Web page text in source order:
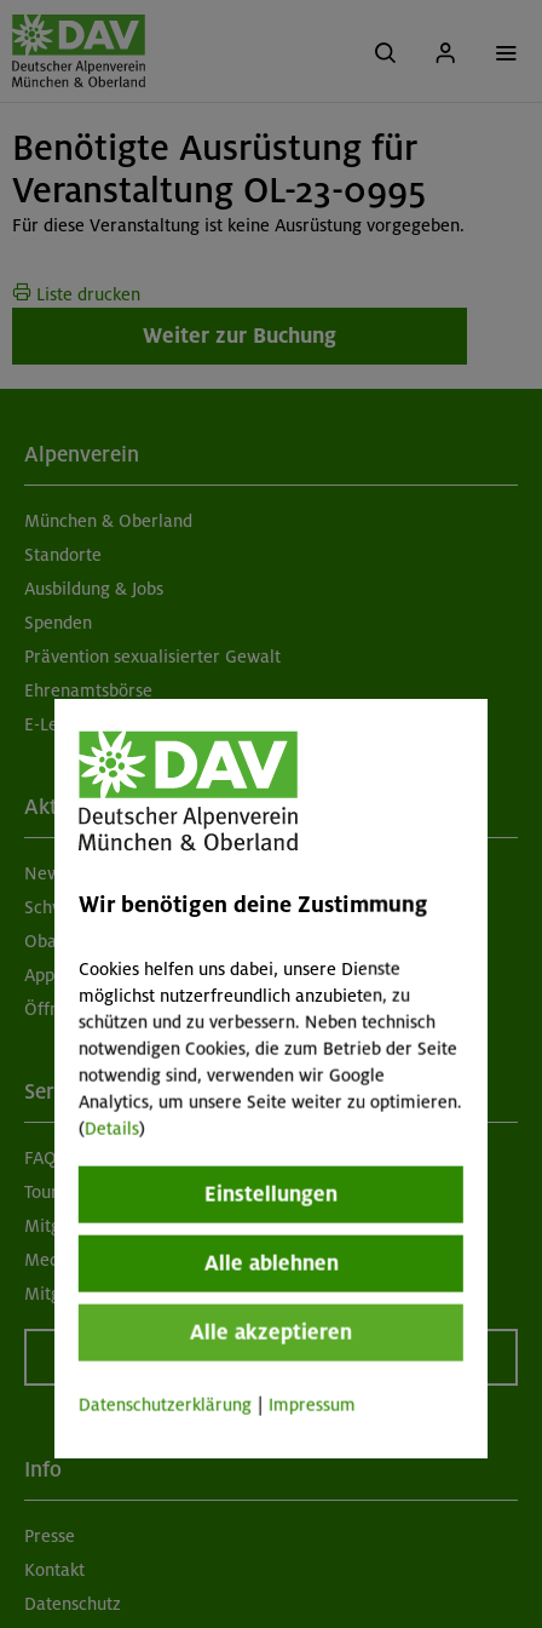
Benötigte Ausrüstung für
Veranstaltung OL-23-0995
Für diese Veranstaltung ist keine Ausrüstung vorgegeben.
Liste drucken
Weiter zur Buchung
Alpenverein
München & Oberland
Standorte
Ausbildung & Jobs
Spenden
Prävention sexualisierter Gewalt
Ehrenamtsbörse
E-Learning
Aktuelles
Newsletter
Schwarzes Brett
Obacht geben!
App "Mein DAV+"
Öffnungszeiten
Services
FAQ
Tour der Woche
Mitgliedermagazin alpinwelt
Mediadaten
Mitgliedschaft kündigen
Vertrag widerrufen
Info
Presse
Kontakt
Datenschutz
Wir benötigen deine Zustimmung
Cookies helfen uns dabei, unsere Dienste
möglichst nutzerfreundlich anzubieten, zu
schützen und zu verbessern. Neben technisch
notwendigen Cookies, die zum Betrieb der Seite
notwendig sind, verwenden wir Google
Analytics, um unsere Seite weiter zu optimieren.
(Details)
Einstellungen
Alle ablehnen
Alle akzeptieren
Datenschutzerklärung Impressum